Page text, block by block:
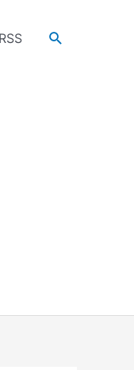
RSS
搜